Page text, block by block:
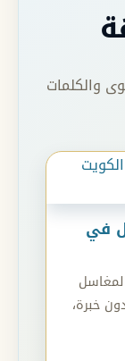
والكلمات
في
خبرة،